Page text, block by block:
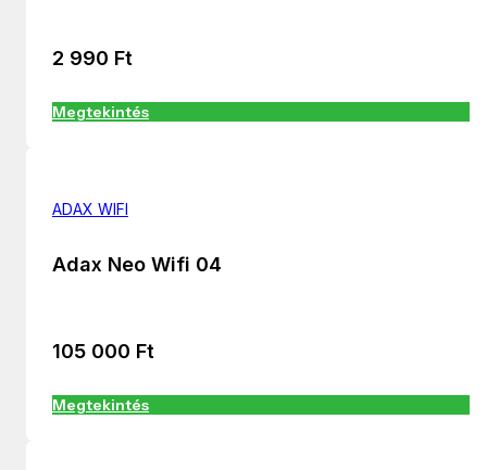
2 990 Ft
Megtekintés
ADAX WIFI
Adax Neo Wifi 04
105 000 Ft
Megtekintés